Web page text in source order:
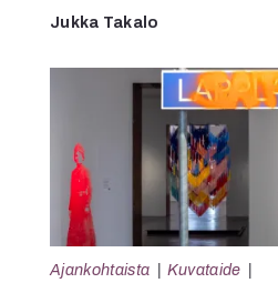
Jukka Takalo
Ajankohtaista
Kuvataide